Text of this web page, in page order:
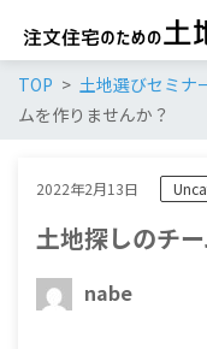
TOP 土地選びセミナ
ムを作りませんか？
2022年2月13日
土地探しのチ
nabe